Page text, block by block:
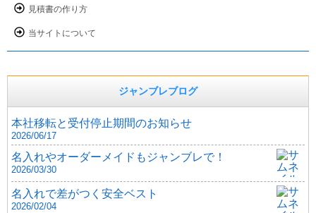
見積書の作り方
当サイトについて
ジャンブレブログ
本社移転と受付停止期間のお知らせ
2026/06/17
名入れやオーダーメイドもジャンブレで！
2026/03/30
名入れで差がつく安全ベスト
2026/02/04